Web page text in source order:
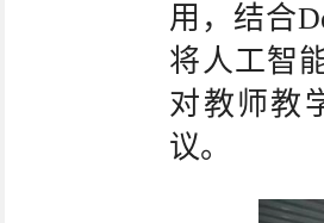
用，结合
将人工智
对教师教
议。